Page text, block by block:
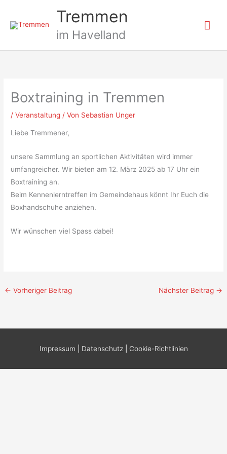
springen
Tremmen
im Havelland
Boxtraining in Tremmen
/Veranstaltung / Von Sebastian Unger
Liebe Tremmener,
unsere Sammlung an sportlichen Aktivitäten wird immer
umfangreicher. Wir bieten am 12. März 2025 ab 17 Uhr ein
Boxtraining an.
Beim Kennenlerntreffen im Gemeindehaus könnt Ihr Euch die
Boxhandschuhe anziehen.
Wir wünschen viel Spass dabei!
← Vorheriger Beitrag Nächster Beitrag →
Impressum Datenschutz Cookie-Richtlinien